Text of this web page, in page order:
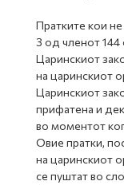
Пратките кои
3 од членот
Царинскиот
на царинскиот
Царинскиот
прифатена и
во моментот
Овие пратки,
на царинскиот
се пуштат во